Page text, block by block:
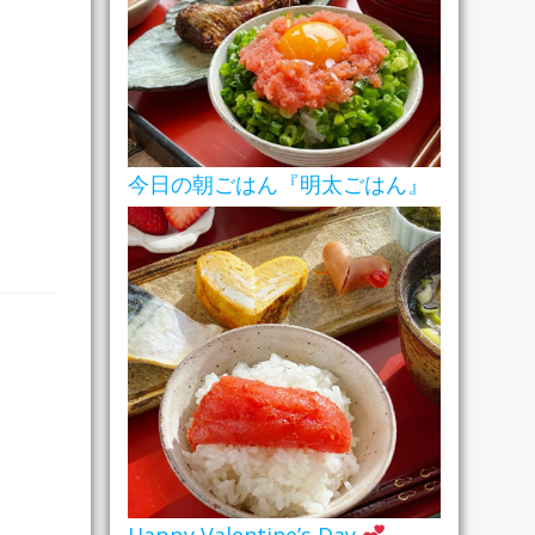
今日の朝ごはん『明太ごはん』